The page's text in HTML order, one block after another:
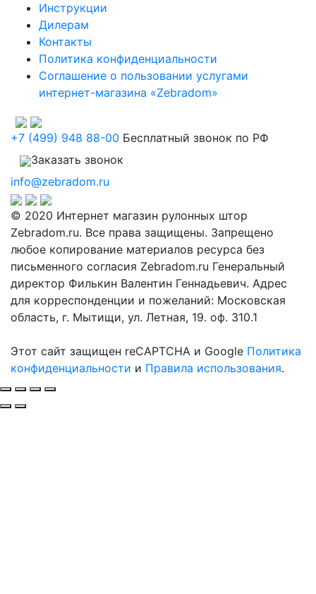
Инструкции
Дилерам
Контакты
Политика конфиденциальности
Соглашение о пользовании услугами
интернет-магазина «Zebradom»
+7 (499) 948 88-00 Бесплатный звонок по РФ
Заказать звонок
info@zebradom.ru
© 2020 Интернет магазин рулонных штор
Zebradom.ru. Все права защищены. Запрещено
любое копирование материалов ресурса без
письменного согласия Zebradom.ru Генеральный
директор Филькин Валентин Геннадьевич. Адрес
для корреспонденции и пожеланий: Московская
область, г. Мытищи, ул. Летная, 19. оф. 310.1
Этот сайт защищен reCAPTCHA и Google Политика
конфиденциальности и Правила использования.